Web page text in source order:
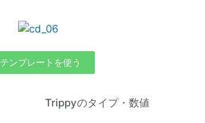
テンプレートを使う
Trippyのタイプ・数値